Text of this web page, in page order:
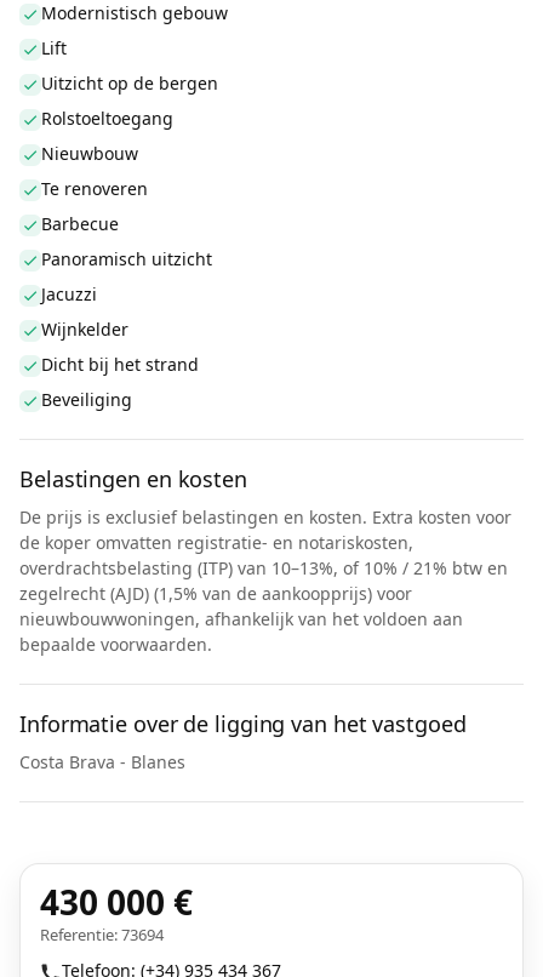
Modernistisch gebouw
Lift
Uitzicht op de bergen
Rolstoeltoegang
Nieuwbouw
Te renoveren
Barbecue
Panoramisch uitzicht
Jacuzzi
Wijnkelder
Dicht bij het strand
Beveiliging
Belastingen en kosten
De prijs is exclusief belastingen en kosten. Extra kosten voor
de koper omvatten registratie- en notariskosten,
overdrachtsbelasting (ITP) van 10–13%, of 10% / 21% btw en
zegelrecht (AJD) (1,5% van de aankoopprijs) voor
nieuwbouwwoningen, afhankelijk van het voldoen aan
bepaalde voorwaarden.
Informatie over de ligging van het vastgoed
Costa Brava - Blanes
430 000 €
Referentie: 73694
Telefoon: (+34) 935 434 367